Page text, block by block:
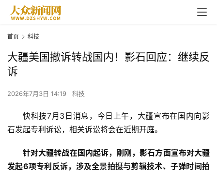
首页 科技
大疆美国撤诉转战国内！影石回应：继续反
诉
2026年7月3日 14:19 科技
快科技7月3日消息，今日上午，大疆宣布在国内向影
石发起专利诉讼，相关诉讼将会在近期开庭。
针对大疆转战在国内起诉，刚刚，影石方面宣布对大疆
发起6项专利反诉，涉及全景拍摄与剪辑技术、子弹时间拍